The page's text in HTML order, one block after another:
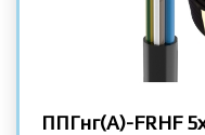
ППГнг(А)-FRHF